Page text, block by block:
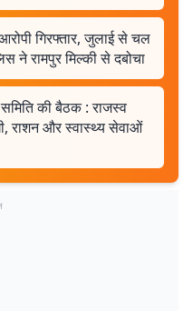
गिरफ्तार, जुलाई से चल
ने रामपुर मिल्की से दबोचा
की बैठक : राजस्व
राशन और स्वास्थ्य सेवाओं